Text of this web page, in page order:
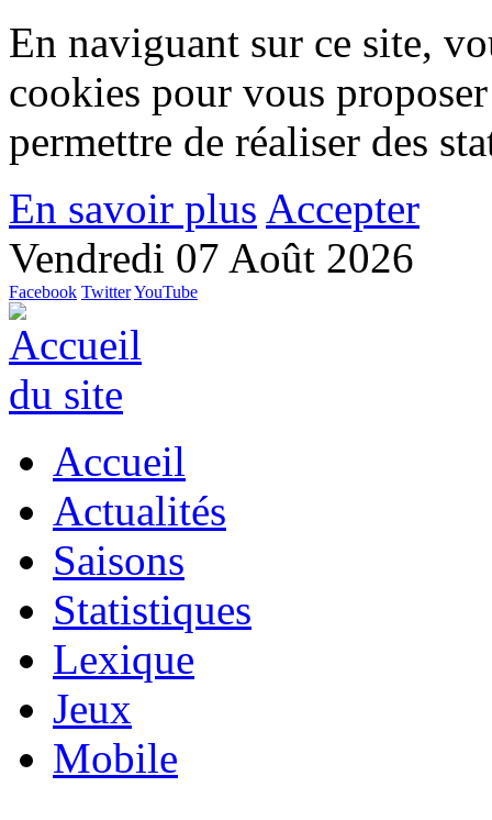
En naviguant sur ce site,
cookies pour vous
permettre de réaliser des
En savoir plus Accepter
Vendredi 07 Août 2026
Facebook TwitterYouTube
Accueil
Actualités
Saisons
Statistiques
Lexique
Jeux
Mobile